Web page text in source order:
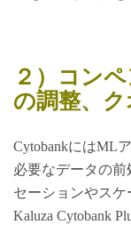
２）コン
の調整、
CytobankにはML
必要なデータの
セーションやスケ
Kaluza Cytobank